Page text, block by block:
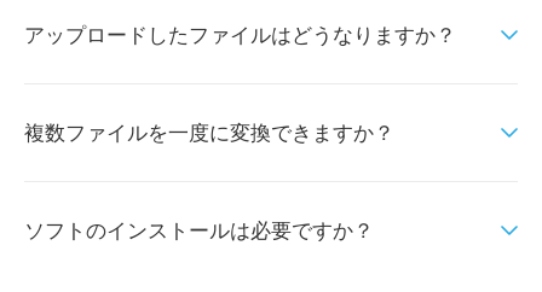
アップロードしたファイルはどうなりますか？
複数ファイルを一度に変換できますか？
ソフトのインストールは必要ですか？